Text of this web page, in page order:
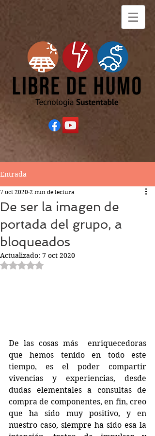
Entrada
De ser la imagen de
portada del grupo, a
bloqueados
7 oct 2020 2 min de lectura
Actualizado: 7 oct 2020
Obtuvo NaN de 5 estrellas.
De las cosas más  enriquecedoras
que hemos tenido en todo este
tiempo, es el poder compartir
vivencias y experiencias, desde
dudas elementales a consultas de
compra de componentes, en fin, creo
que ha sido muy positivo, y en
nuestro caso, siempre ha sido esa la